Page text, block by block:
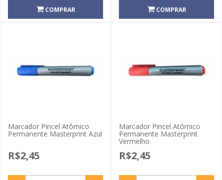
COMPRAR COMPRAR
Marcador Pincel Atômico
Permanente Masterprint Azul
R$2,45
Marcador Pincel Atômico
Permanente Masterprint
Vermelho
R$2,45